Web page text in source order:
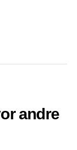
andre